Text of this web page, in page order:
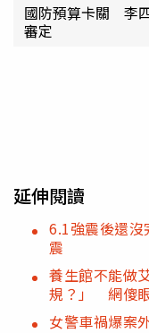
國防預算卡關 李
審定
延伸閱讀
6.1強震後還
震
養生館不能做
規？」 網傻
女警車禍爆案